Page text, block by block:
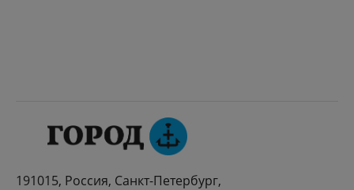
191015, Россия, Санкт-Петербург,